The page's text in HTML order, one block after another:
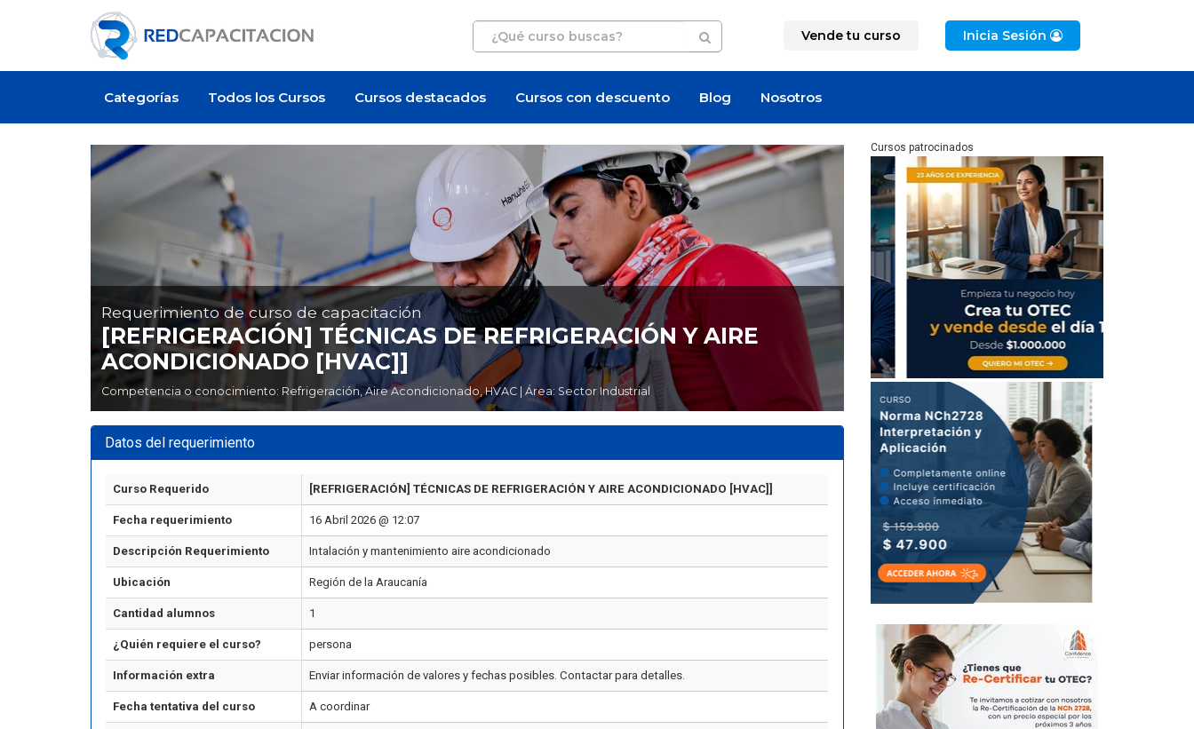
Vende tu curso Inicia Sesión
Categorías Todos los Cursos Cursos destacados Cursos con descuento Blog Nosotros
Requerimiento de curso de capacitación
[REFRIGERACIÓN] TÉCNICAS DE REFRIGERACIÓN Y AIRE
ACONDICIONADO [HVAC]]
Competencia o conocimiento: Refrigeración, Aire Acondicionado, HVAC | Área: Sector Industrial
Datos del requerimiento
Curso Requerido [REFRIGERACIÓN] TÉCNICAS DE REFRIGERACIÓN Y AIRE ACONDICIONADO [HVAC]]
Fecha requerimiento 16 Abril 2026 @ 12:07
Descripción Requerimiento Intalación y mantenimiento aire acondicionado
Ubicación Región de la Araucanía
Cantidad alumnos 1
¿Quién requiere el curso? persona
Información extra Enviar información de valores y fechas posibles. Contactar para detalles.
Fecha tentativa del curso A coordinar
Cursos patrocinados